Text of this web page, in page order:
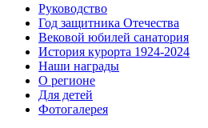
Руководство
Год защитника Отечества
Вековой юбилей санатория
История курорта 1924-2024
Наши награды
О регионе
Для детей
Фотогалерея